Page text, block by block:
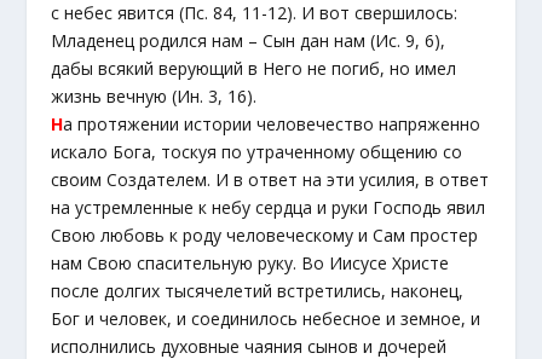
с небес явится (Пс. 84, 11-12). И вот свершилось:
Младенец родился нам – Сын дан нам (Ис. 9, 6),
дабы всякий верующий в Него не погиб, но имел
жизнь вечную (Ин. 3, 16).
На протяжении истории человечество напряженно
искало Бога, тоскуя по утраченному общению со
своим Создателем. И в ответ на эти усилия, в ответ
на устремленные к небу сердца и руки Господь явил
Свою любовь к роду человеческому и Сам простер
нам Свою спасительную руку. Во Иисусе Христе
после долгих тысячелетий встретились, наконец,
Бог и человек, и соединилось небесное и земное, и
исполнились духовные чаяния сынов и дочерей